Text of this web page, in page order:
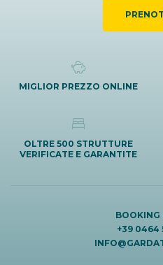
MIGLIOR PREZZO ONLINE
OLTRE 500 STRUTTURE
VERIFICATE E GARANTITE
BOOKING
+39 0464